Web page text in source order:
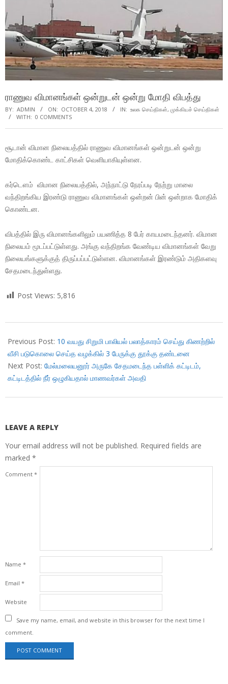
ராணுவ விமானங்கள் ஒன்றுடன் ஒன்று மோதி விபத்து
BY: ADMIN ON: OCTOBER 4, 2018 IN: உலக செய்திகள், முக்கியச் செய்திகள்
WITH: 0 COMMENTS
சூடான் விமான நிலையத்தில் ராணுவ விமானங்கள் ஒன்றுடன் ஒன்று
மோதிக்கொண்ட காட்சிகள் வெளியாகியுள்ளன.
கர்டௌம் விமான நிலையத்தில், அந்நாட்டு நேரப்படி நேற்று மாலை
வந்திறங்கிய இரண்டு ராணுவ விமானங்கள் ஒன்றன் பின் ஒன்றாக மோதிக்
கொண்டன.
விபத்தில் இரு விமானங்களிலும் பயணித்த 8 பேர் காயமடைந்தனர். விமான
நிலையம் மூடப்பட்டுள்ளது. அங்கு வந்திறங்க வேண்டிய விமானங்கள் வேறு
நிலையங்களுக்குத் திருப்பப்பட்டுள்ளன. விமானங்கள் இரண்டும் அதிகளவு
சேதமடைந்துள்ளது.
Post Views: 5,816
10-
04
Previous Post: 10 வயது சிறுமி பாலியல் பலாத்காரம் செய்து கிணற்றில்
வீசி படுகொலை செய்த வழக்கில் 3 பேருக்கு தூக்கு தண்டனை
Next Post: மேல்மலையனூர் அருகே சேதமடைந்த பள்ளிக் கட்டிடம்,
கட்டிடத்தில் நீர் ஒழுகியதால் மாணவர்கள் அவதி
LEAVE A REPLY
Your email address will not be published. Required fields are
marked *
Comment *
Name *
Email *
Website
Save my name, email, and website in this browser for the next time I
comment.